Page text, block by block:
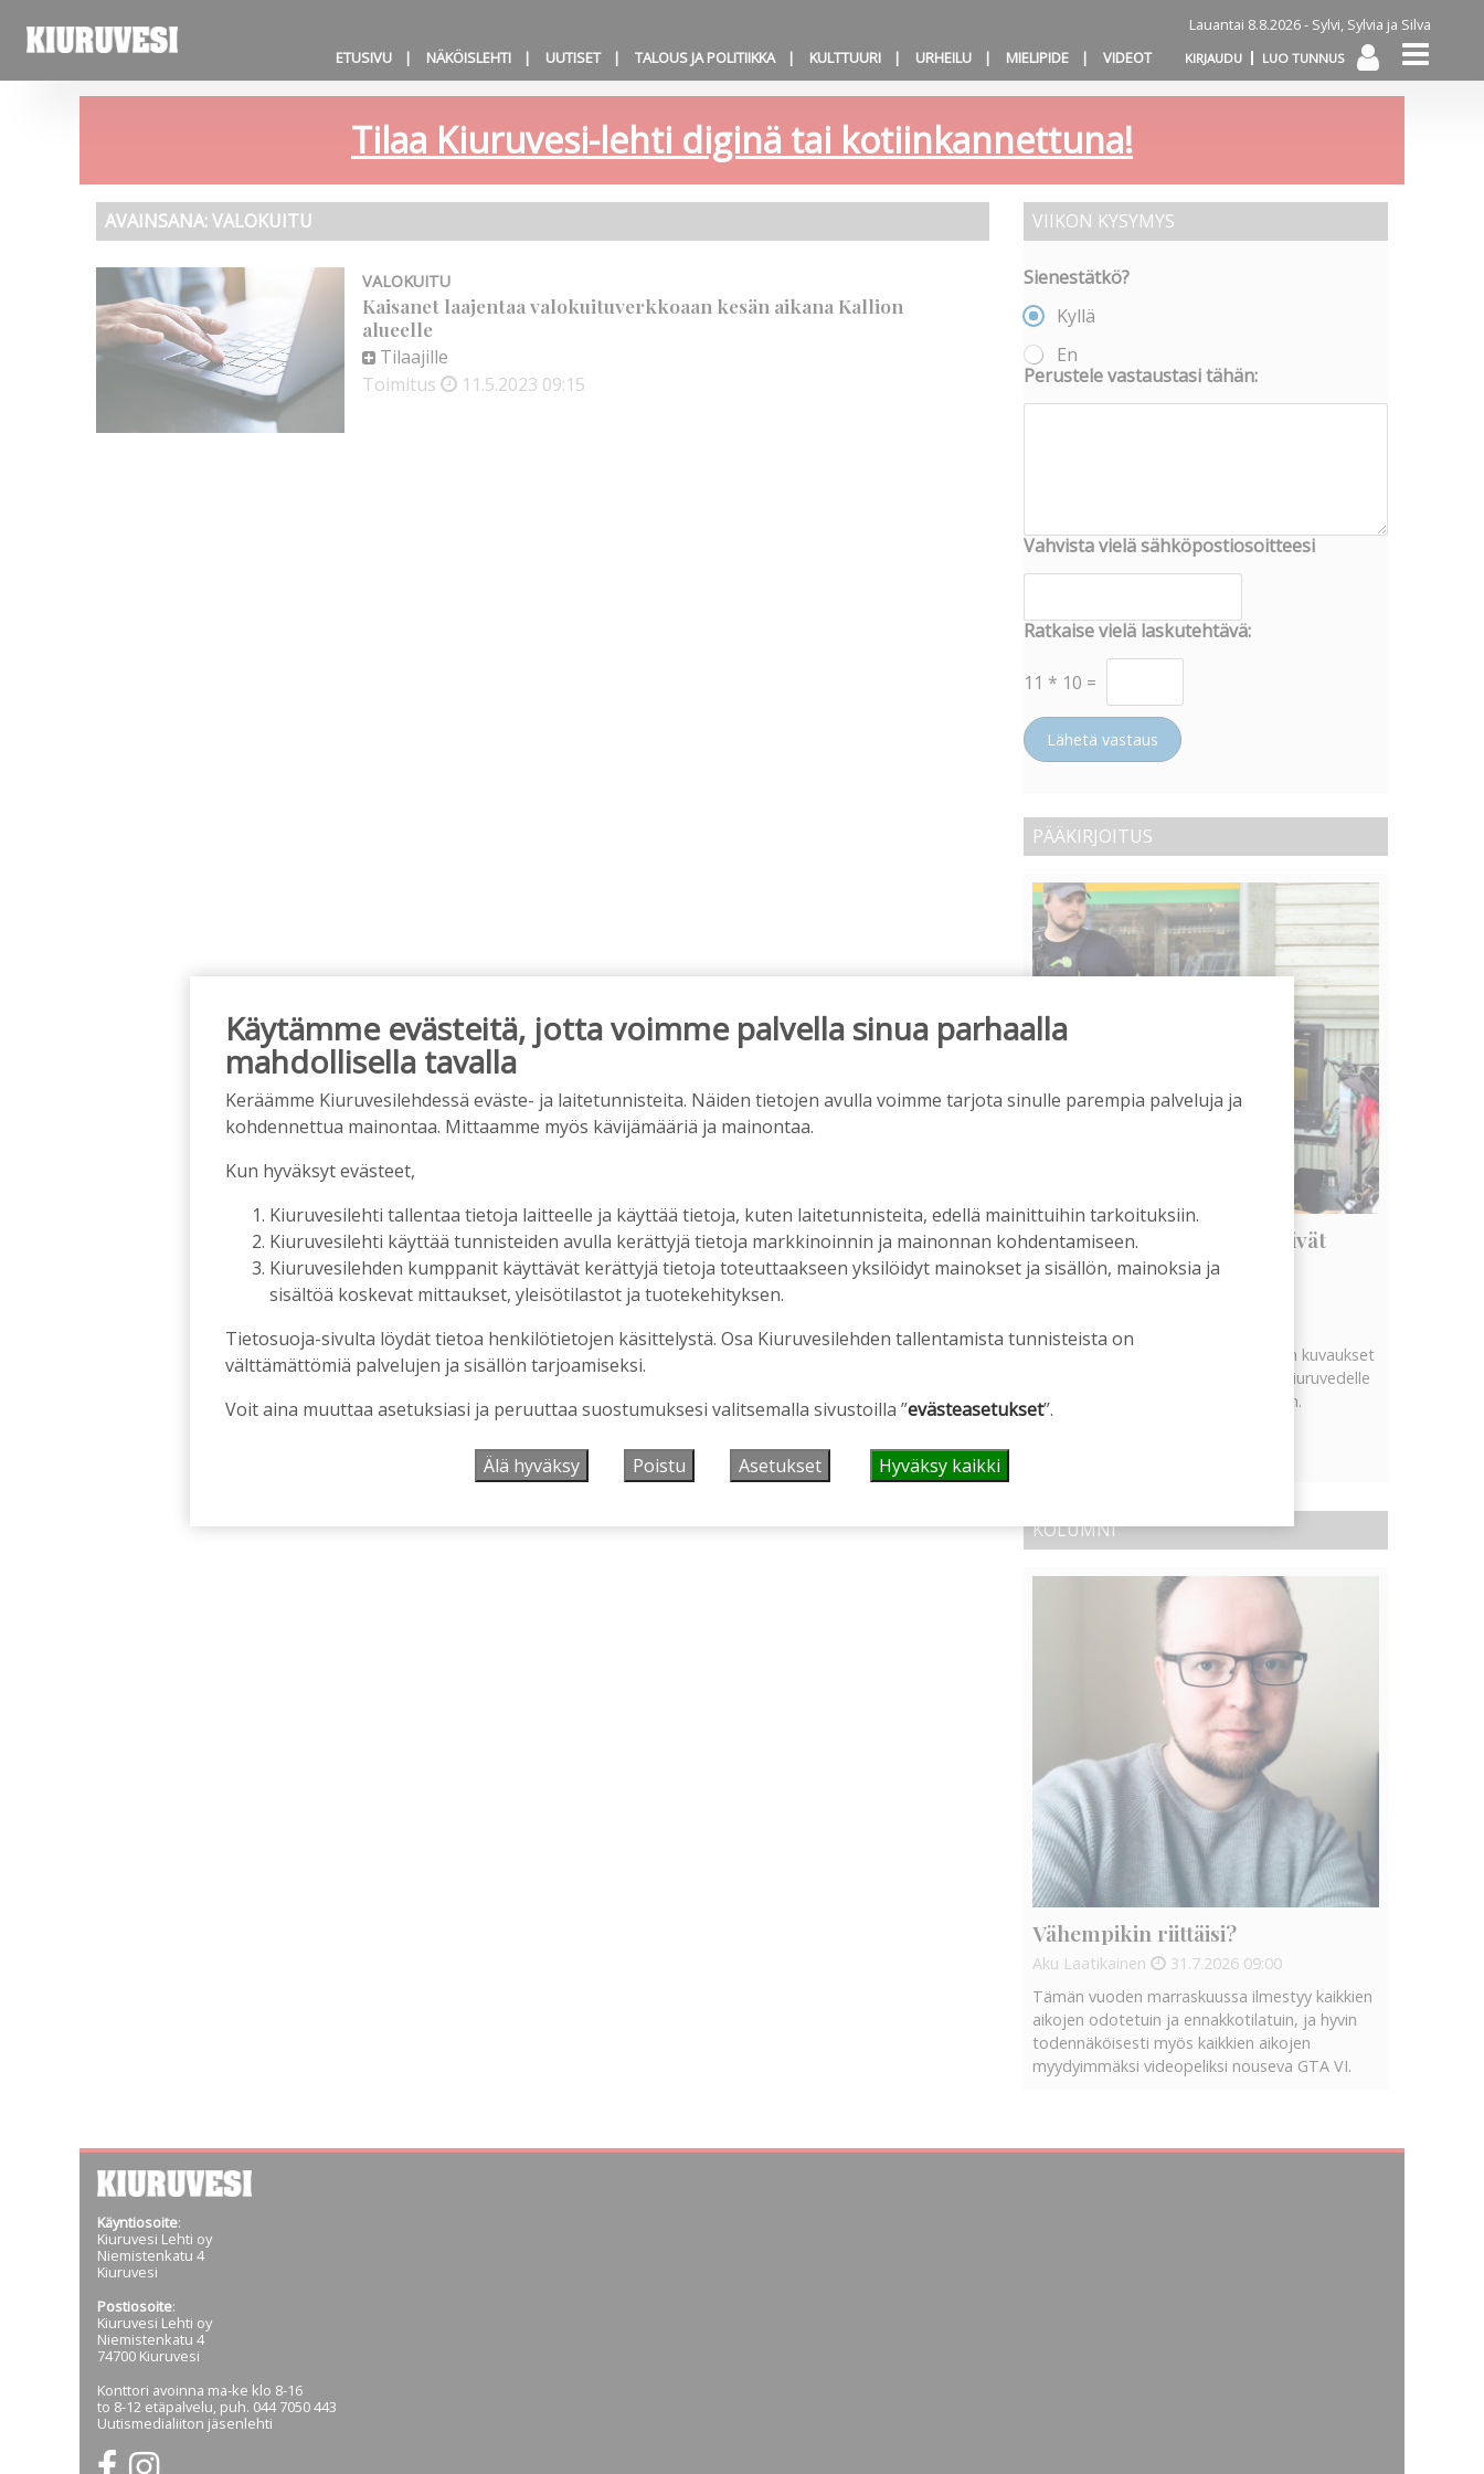
Lauantai 8.8.2026 - Sylvi, Sylvia ja Silva
ETUSIVU
NÄKÖISLEHTI UUTISET TALOUS JA POLITIIKKA KULTTUURI URHEILU MIELIPIDE VIDEOT KIRJAUDU LUO TUNNUS
Tilaa Kiuruvesi-lehti diginä tai kotiinkannettuna!
AVAINSANA:VALOKUITU
VALOKUITU
Kaisanet laajentaa valokuituverkkoaan kesän aikana Kallion
alueelle
Tilaajille
Toimitus
11.5.2023 09:15
VIIKON KYSYMYS
Sienestätkö?
Kyllä
En
Perustele vastaustasi tähän:
Vahvista vielä sähköpostiosoitteesi
Ratkaise vielä laskutehtävä:
11 * 10 =
Lähetä vastaus
PÄÄKIRJOITUS
Vanhat rakennukset näyttivät
arvonsa yllättävällä tavalla
Tekeillä olevan uuden televisiosarjan kuvaukset
ovat tuoneet tervetullutta vipinää Kiuruvedelle
Iskelmäviikon jälkeiseen hiljaisuuteen.
KOLUMNI
Vähempikin riittäisi?
Aku Laatikainen 31.7.2026 09:00
Tämän vuoden marraskuussa ilmestyy kaikkien
aikojen odotetuin ja ennakkotilatuin, ja hyvin
todennäköisesti myös kaikkien aikojen
myydyimmäksi videopeliksi nouseva GTA VI.
Käyntiosoite:
Kiuruvesi Lehti oy
Niemistenkatu 4
Kiuruvesi
Postiosoite:
Kiuruvesi Lehti oy
Niemistenkatu 4
74700 Kiuruvesi
Konttori avoinna ma-ke klo 8-16
to 8-12 etäpalvelu, puh. 044 7050 443
Uutismedialiiton jäsenlehti
Käytämme evästeitä, jotta voimme palvella sinua parhaalla
mahdollisella tavalla
Keräämme Kiuruvesilehdessä eväste- ja laitetunnisteita. Näiden tietojen avulla voimme tarjota sinulle parempia palveluja ja
kohdennettua mainontaa. Mittaamme myös kävijämääriä ja mainontaa.
Kun hyväksyt evästeet,
Kiuruvesilehti tallentaa tietoja laitteelle ja käyttää tietoja, kuten laitetunnisteita, edellä mainittuihin tarkoituksiin.
Kiuruvesilehti käyttää tunnisteiden avulla kerättyjä tietoja markkinoinnin ja mainonnan kohdentamiseen.
Kiuruvesilehden kumppanit käyttävät kerättyjä tietoja toteuttaakseen yksilöidyt mainokset ja sisällön, mainoksia ja
sisältöä koskevat mittaukset, yleisötilastot ja tuotekehityksen.
Tietosuoja-sivulta löydät tietoa henkilötietojen käsittelystä. Osa Kiuruvesilehden tallentamista tunnisteista on
välttämättömiä palvelujen ja sisällön tarjoamiseksi.
Voit aina muuttaa asetuksiasi ja peruuttaa suostumuksesi valitsemalla sivustoilla ”evästeasetukset”.
Älä hyväksy Poistu Asetukset Hyväksy kaikki